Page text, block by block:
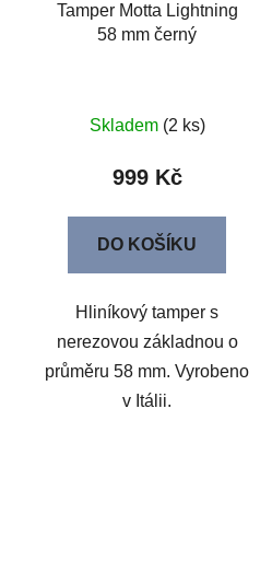
Tamper Motta Lightning
58 mm černý
Skladem (2 ks)
999 Kč
DO KOŠÍKU
Hliníkový tamper s
nerezovou základnou o
průměru 58 mm. Vyrobeno
v Itálii.